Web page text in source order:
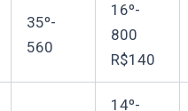
35º-
560
16º-
800
R$140
14º-